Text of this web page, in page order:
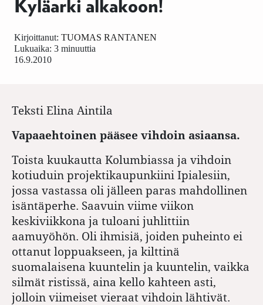
Kyläarki alkakoon!
16.9.2010
Kirjoittanut: TUOMAS RANTANEN
Lukuaika: 3 minuuttia
Teksti Elina Aintila
Vapaaehtoinen pääsee vihdoin asiaansa.
Toista kuukautta Kolumbiassa ja vihdoin
kotiuduin projektikaupunkiini Ipialesiin,
jossa vastassa oli jälleen paras mahdollinen
isäntäperhe. Saavuin viime viikon
keskiviikkona ja tuloani juhlittiin
aamuyöhön. Oli ihmisiä, joiden puheinto ei
ottanut loppuakseen, ja kilttinä
suomalaisena kuuntelin ja kuuntelin, vaikka
silmät ristissä, aina kello kahteen asti,
jolloin viimeiset vieraat vihdoin lähtivät.